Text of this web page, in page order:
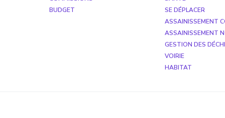
BUDGET
SE DÉPLACER
ASSAINISSEMENT
ASSAINISSEMENT
GESTION DES
VOIRIE
HABITAT